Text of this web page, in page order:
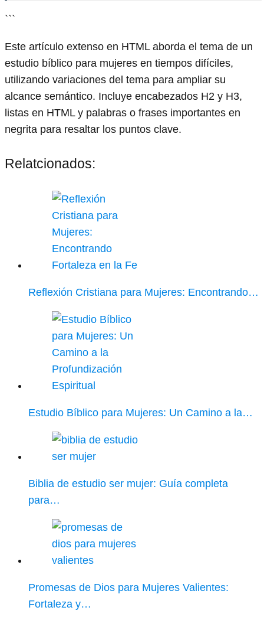
```
Este artículo extenso en HTML aborda el tema de un
estudio bíblico para mujeres en tiempos difíciles,
utilizando variaciones del tema para ampliar su
alcance semántico. Incluye encabezados H2 y H3,
listas en HTML y palabras o frases importantes en
negrita para resaltar los puntos clave.
Relatcionados:
Reflexión Cristiana para Mujeres: Encontrando…
Estudio Bíblico para Mujeres: Un Camino a la…
Biblia de estudio ser mujer: Guía completa
para…
Promesas de Dios para Mujeres Valientes:
Fortaleza y…